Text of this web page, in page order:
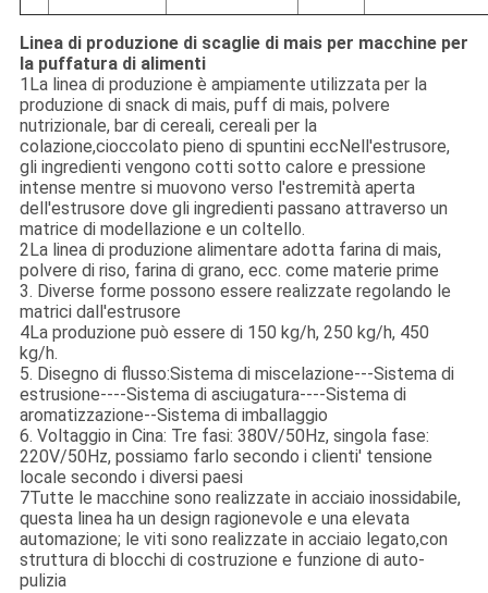
Linea di produzione di scaglie di mais per macchine per
la puffatura di alimenti
1La linea di produzione è ampiamente utilizzata per la
produzione di snack di mais, puff di mais, polvere
nutrizionale, bar di cereali, cereali per la
colazione,cioccolato pieno di spuntini eccNell'estrusore,
gli ingredienti vengono cotti sotto calore e pressione
intense mentre si muovono verso l'estremità aperta
dell'estrusore dove gli ingredienti passano attraverso un
matrice di modellazione e un coltello.
2La linea di produzione alimentare adotta farina di mais,
polvere di riso, farina di grano, ecc. come materie prime
3. Diverse forme possono essere realizzate regolando le
matrici dall'estrusore
4La produzione può essere di 150 kg/h, 250 kg/h, 450
kg/h.
5. Disegno di flusso:Sistema di miscelazione---Sistema di
estrusione----Sistema di asciugatura----Sistema di
aromatizzazione--Sistema di imballaggio
6. Voltaggio in Cina: Tre fasi: 380V/50Hz, singola fase:
220V/50Hz, possiamo farlo secondo i clienti' tensione
locale secondo i diversi paesi
7Tutte le macchine sono realizzate in acciaio inossidabile,
questa linea ha un design ragionevole e una elevata
automazione; le viti sono realizzate in acciaio legato,con
struttura di blocchi di costruzione e funzione di auto-
pulizia